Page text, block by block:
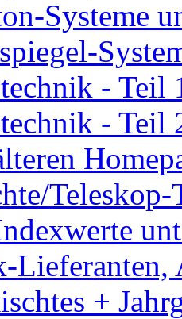
Systeme
- Teil
- Teil
Lieferanten,
+